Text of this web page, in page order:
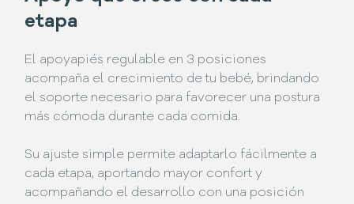
etapa
El apoyapiés regulable en 3 posiciones
acompaña el crecimiento de tu bebé, brindando
el soporte necesario para favorecer una postura
más cómoda durante cada comida.
Su ajuste simple permite adaptarlo fácilmente a
cada etapa, aportando mayor confort y
acompañando el desarrollo con una posición